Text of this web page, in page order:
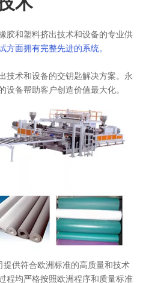
胶和塑料挤出技术和设备的专业供
方面拥有完整先进的系统。
技术和设备的交钥匙解决方案。 永
设备帮助客户创造价值最大化。
供符合欧洲标准的高质量和技术
程均严格按照欧洲程序和质量标准